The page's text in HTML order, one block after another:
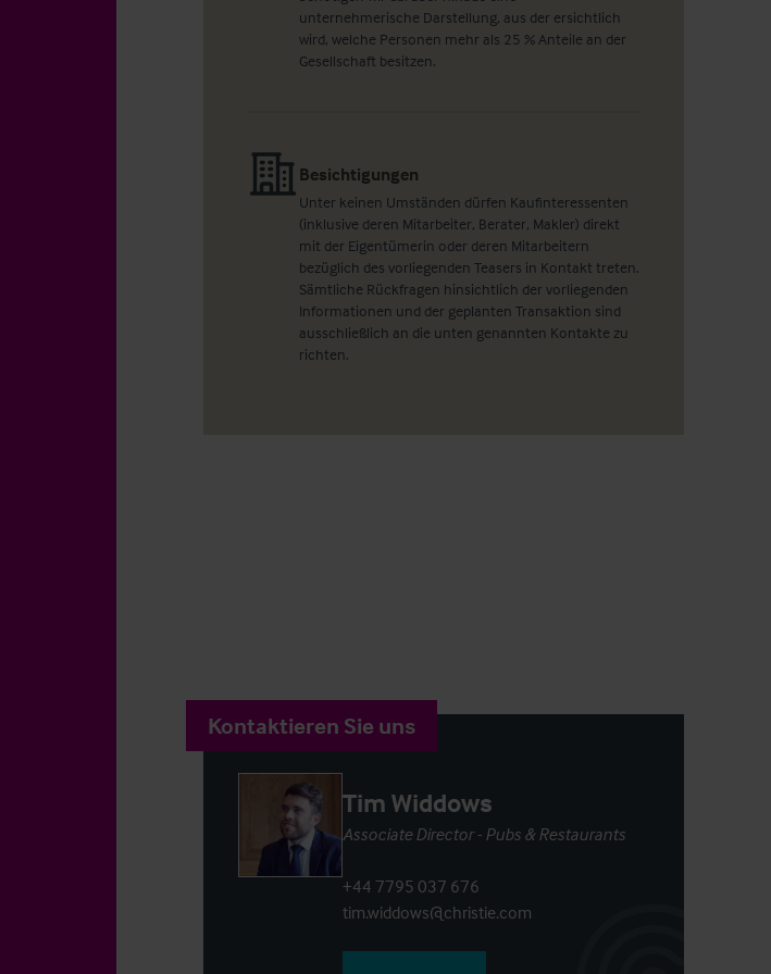
unternehmerische Darstellung, aus der ersichtlich
wird, welche Personen mehr als 25 % Anteile an der
Gesellschaft besitzen.
Besichtigungen
Unter keinen Umständen dürfen Kaufinteressenten
(inklusive deren Mitarbeiter, Berater, Makler) direkt
mit der Eigentümerin oder deren Mitarbeitern
bezüglich des vorliegenden Teasers in Kontakt treten.
Sämtliche Rückfragen hinsichtlich der vorliegenden
Informationen und der geplanten Transaktion sind
ausschließlich an die unten genannten Kontakte zu
richten.
Kontaktieren Sie uns
Tim Widdows
Associate Director - Pubs & Restaurants
+44 7795 037 676
tim.widdows@christie.com